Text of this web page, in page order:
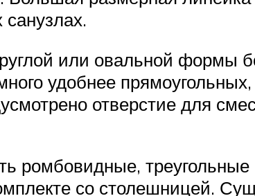
или овальной формы
удобнее прямоугольных,
отверстие для
ромбовидные,
со столешницей.